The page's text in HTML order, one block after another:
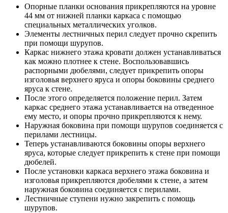
Опорные планки основания прикрепляются на уровне
44 мм от нижней планки каркаса с помощью
специальных металлических уголков.
Элементы лестничных перил следует прочно скрепить
при помощи шурупов.
Каркас нижнего этажа кровати должен устанавливаться
как можно плотнее к стене. Воспользовавшись
распорными дюбелями, следует прикрепить опоры
изголовья верхнего яруса и опоры боковины среднего
яруса к стене.
После этого определяется положение перил. Затем
каркас среднего этажа устанавливается на отведенное
ему место, и опоры прочно прикрепляются к нему.
Наружная боковина при помощи шурупов соединяется с
перилами лестницы.
Теперь устанавливаются боковины опоры верхнего
яруса, которые следует прикрепить к стене при помощи
дюбелей.
После установки каркаса верхнего этажа боковина и
изголовья прикрепляются дюбелями к стене, а затем
наружная боковина соединяется с перилами.
Лестничные ступени нужно закрепить с помощь
шурупов.